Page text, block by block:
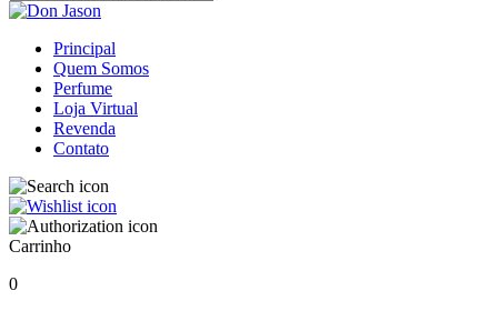
Principal
Quem Somos
Perfume
Loja Virtual
Revenda
Contato
Carrinho
0